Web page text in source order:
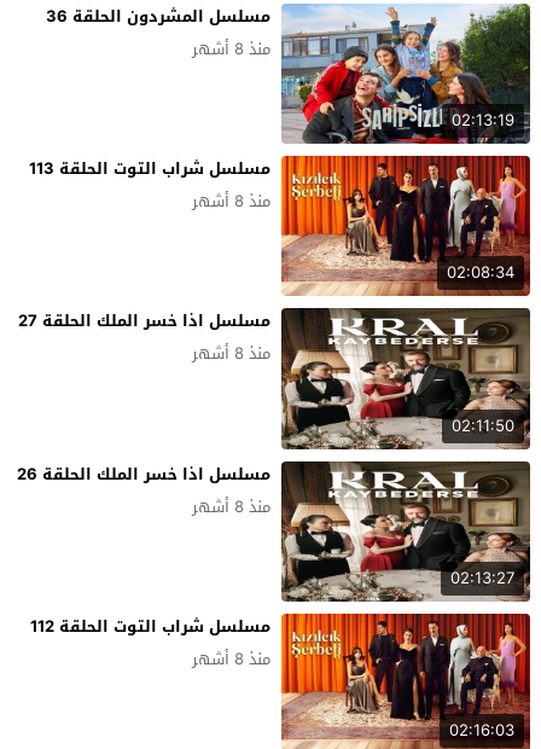
02:13:19
مسلسل المشردون الحلقة 36
منذ 8 أشهر
02:08:34
مسلسل شراب التوت الحلقة 113
منذ 8 أشهر
02:11:50
مسلسل اذا خسر الملك الحلقة 27
منذ 8 أشهر
02:13:27
مسلسل اذا خسر الملك الحلقة 26
منذ 8 أشهر
02:16:03
مسلسل شراب التوت الحلقة 112
منذ 8 أشهر